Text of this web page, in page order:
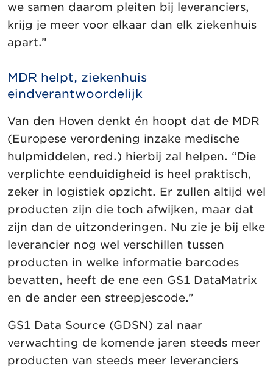
we samen daarom pleiten bij leveranciers,
krijg je meer voor elkaar dan elk ziekenhuis
apart.”
MDR helpt, ziekenhuis
eindverantwoordelijk
Van den Hoven denkt én hoopt dat de MDR
(Europese verordening inzake medische
hulpmiddelen, red.) hierbij zal helpen. “Die
verplichte eenduidigheid is heel praktisch,
zeker in logistiek opzicht. Er zullen altijd wel
producten zijn die toch afwijken, maar dat
zijn dan de uitzonderingen. Nu zie je bij elke
leverancier nog wel verschillen tussen
producten in welke informatie barcodes
bevatten, heeft de ene een GS1 DataMatrix
en de ander een streepjescode.”
GS1 Data Source (GDSN) zal naar
verwachting de komende jaren steeds meer
producten van steeds meer leveranciers